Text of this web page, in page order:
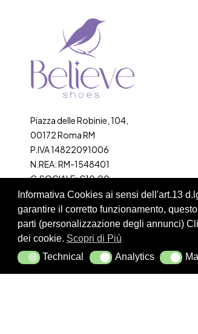
Informativa Cookies ai sensi dell'art.13
garantire il corretto funzionamento,
parti (personalizzazione degli annunci)
dei cookie. Scopri di Più
Technical
Technical Analytics
Analytics
Piazza delle Robinie, 104,
00172 Roma RM
P.IVA 14822091006
N.REA: RM-1548401
C.SOCIALE: €10,00
334 918 4321